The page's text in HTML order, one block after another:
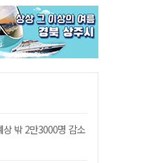
밖 2만3000명 감소